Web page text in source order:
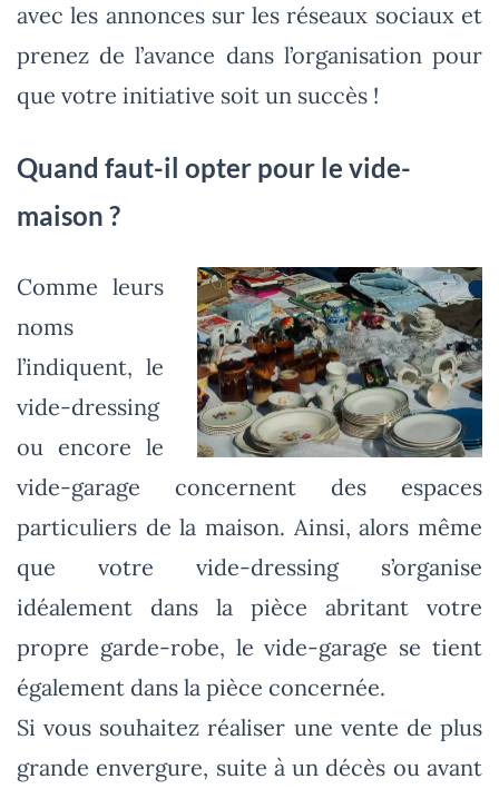
avec les annonces sur les réseaux sociaux et
prenez de l’avance dans l’organisation pour
que votre initiative soit un succès !
Quand faut-il opter pour le vide-
maison ?
Comme leurs
noms
l’indiquent, le
vide-dressing
ou encore le
vide-garage concernent des espaces
particuliers de la maison. Ainsi, alors même
que votre vide-dressing s’organise
idéalement dans la pièce abritant votre
propre garde-robe, le vide-garage se tient
également dans la pièce concernée.
Si vous souhaitez réaliser une vente de plus
grande envergure, suite à un décès ou avant